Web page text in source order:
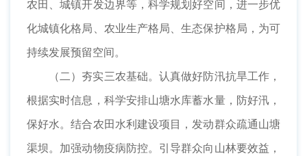
农田、城镇开发边界等，科学规划好空间，进一步优
化城镇化格局、农业生产格局、生态保护格局，为可
持续发展预留空间。
（二）夯实三农基础。认真做好防汛抗旱工作，
根据实时信息，科学安排山塘水库蓄水量，防好汛，
保好水。结合农田水利建设项目，发动群众疏通山塘
渠坝。加强动物疫病防控。引导群众向山林要效益，